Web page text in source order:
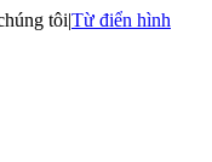
tôi|Từ điển hình